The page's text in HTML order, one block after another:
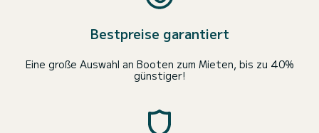
Bestpreise garantiert
Eine große Auswahl an Booten zum Mieten, bis zu 40%
günstiger!